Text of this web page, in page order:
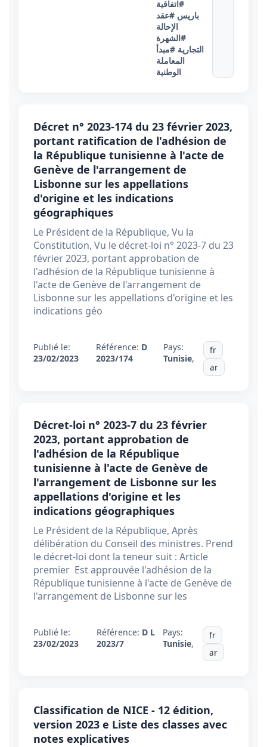
#اتفاقية
باريس #عقد
الإحالة
#الشهرة
التجارية #مبدأ
المعاملة
الوطنية
Décret n° 2023-174 du 23 février 2023,
portant ratification de l'adhésion de
la République tunisienne à l'acte de
Genève de l'arrangement de
Lisbonne sur les appellations
d'origine et les indications
géographiques
Le Président de la République, Vu la
Constitution, Vu le décret-loi n° 2023-7 du 23
février 2023, portant approbation de
l'adhésion de la République tunisienne à
l'acte de Genève de l'arrangement de
Lisbonne sur les appellations d'origine et les
indications géo
Publié le:
23/02/2023
Référence: D
2023/174
Pays:
Tunisie,
fr
ar
Décret-loi n° 2023-7 du 23 février
2023, portant approbation de
l'adhésion de la République
tunisienne à l'acte de Genève de
l'arrangement de Lisbonne sur les
appellations d'origine et les
indications géographiques
Le Président de la République, Après
délibération du Conseil des ministres. Prend
le décret-loi dont la teneur suit : Article
premier Est approuvée l'adhésion de la
République tunisienne à l'acte de Genève de
l'arrangement de Lisbonne sur les
Publié le:
23/02/2023
Référence: D L
2023/7
Pays:
Tunisie,
fr
ar
Classification de NICE - 12 édition,
version 2023 e Liste des classes avec
notes explicatives